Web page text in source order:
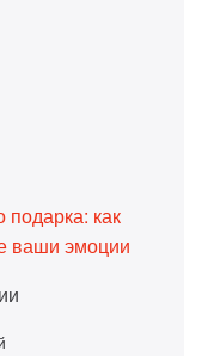
как
ваши эмоции